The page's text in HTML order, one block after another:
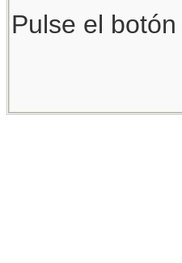
Pulse el